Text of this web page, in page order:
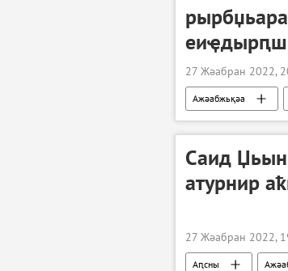
27 Жәабран 2022,
Ажәабжьқәа
Урыстәыла Донбасс
Саид
атурнир
27 Жәабран 2022,
Аԥсны